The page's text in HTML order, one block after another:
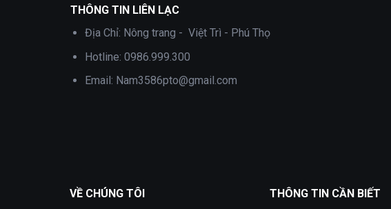
THÔNG TIN LIÊN LẠC
Địa Chỉ: Nông trang - Việt Trì - Phú Thọ
Hotline: 0986.999.300
Email: Nam3586pto@gmail.com
VỀ CHÚNG TÔI
THÔNG TIN CẦN BIẾT